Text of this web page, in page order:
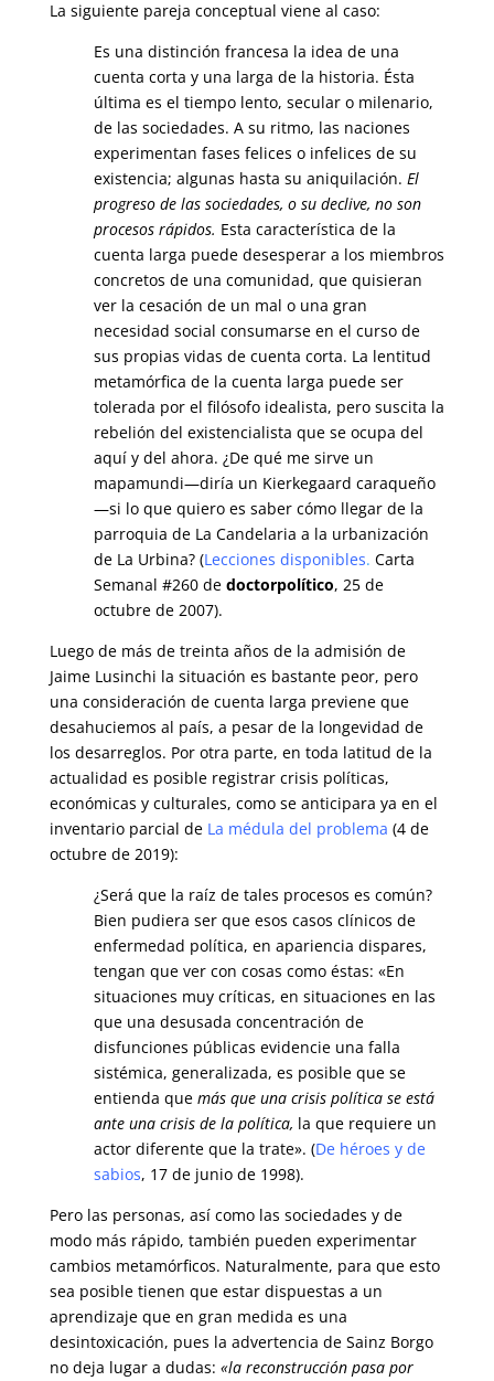
La siguiente pareja conceptual viene al caso:
Es una distinción francesa la idea de una
cuenta corta y una larga de la historia. Ésta
última es el tiempo lento, secular o milenario,
de las sociedades. A su ritmo, las naciones
experimentan fases felices o infelices de su
existencia; algunas hasta su aniquilación. El
progreso de las sociedades, o su declive, no son
procesos rápidos. Esta característica de la
cuenta larga puede desesperar a los miembros
concretos de una comunidad, que quisieran
ver la cesación de un mal o una gran
necesidad social consumarse en el curso de
sus propias vidas de cuenta corta. La lentitud
metamórfica de la cuenta larga puede ser
tolerada por el filósofo idealista, pero suscita la
rebelión del existencialista que se ocupa del
aquí y del ahora. ¿De qué me sirve un
mapamundi—diría un Kierkegaard caraqueño
—si lo que quiero es saber cómo llegar de la
parroquia de La Candelaria a la urbanización
de La Urbina? (Lecciones disponibles. Carta
Semanal #260 de doctorpolítico, 25 de
octubre de 2007).
Luego de más de treinta años de la admisión de
Jaime Lusinchi la situación es bastante peor, pero
una consideración de cuenta larga previene que
desahuciemos al país, a pesar de la longevidad de
los desarreglos. Por otra parte, en toda latitud de la
actualidad es posible registrar crisis políticas,
económicas y culturales, como se anticipara ya en el
inventario parcial de La médula del problema (4 de
octubre de 2019):
¿Será que la raíz de tales procesos es común?
Bien pudiera ser que esos casos clínicos de
enfermedad política, en apariencia dispares,
tengan que ver con cosas como éstas: «En
situaciones muy críticas, en situaciones en las
que una desusada concentración de
disfunciones públicas evidencie una falla
sistémica, generalizada, es posible que se
entienda que más que una crisis política se está
ante una crisis de la política, la que requiere un
actor diferente que la trate». (De héroes y de
sabios, 17 de junio de 1998).
Pero las personas, así como las sociedades y de
modo más rápido, también pueden experimentar
cambios metamórficos. Naturalmente, para que esto
sea posible tienen que estar dispuestas a un
aprendizaje que en gran medida es una
desintoxicación, pues la advertencia de Sainz Borgo
no deja lugar a dudas: «la reconstrucción pasa por